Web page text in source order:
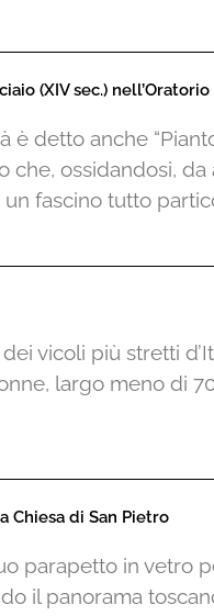
(XIV sec.)
è detto anche
ossidandosi, da
fascino tutto
vicoli più stretti
largo meno di
Chiesa di San Pietro
parapetto in vetro
il panorama